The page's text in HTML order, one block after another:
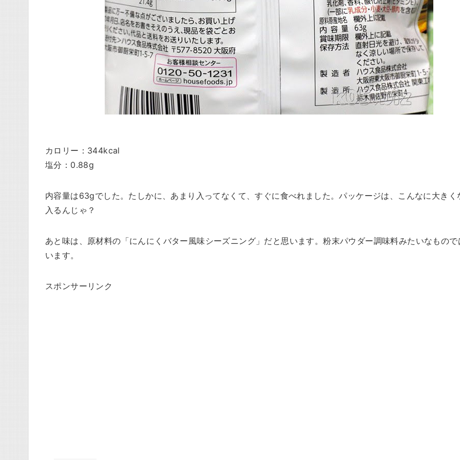
カロリー：344kcal
塩分：0.88g
内容量は63gでした。たしかに、あまり入ってなくて、すぐに食べれました。パッケージは、こんなに大きく
入るんじゃ？
あと味は、原材料の「にんにくバター風味シーズニング」だと思います。粉末パウダー調味料みたいなもの
います。
スポンサーリンク